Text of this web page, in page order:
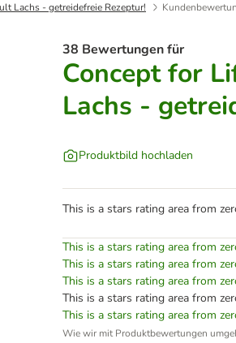
Lachs - getreidefreie Rezeptur!
38 Bewertungen für
Concept for
Lachs -
Produktbild hochladen
This is a stars rating area from
This is a stars rating area from
This is a stars rating area from
This is a stars rating area from
This is a stars rating area from
This is a stars rating area from
Wie wir mit Produktbewertungen